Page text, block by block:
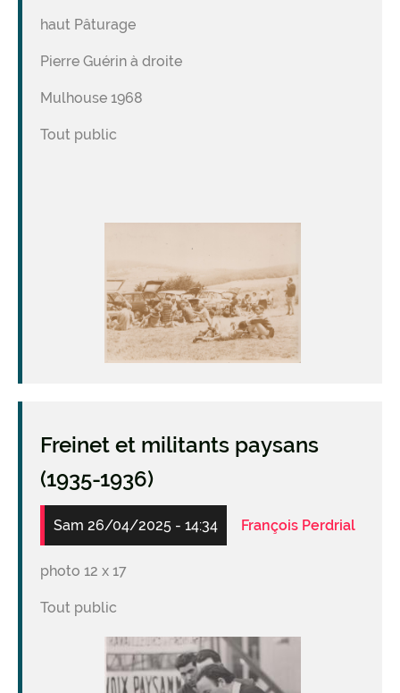
haut Pâturage
Pierre Guérin à droite
Mulhouse 1968
Tout public
Freinet et militants paysans
(1935-1936)
Sam 26/04/2025 - 14:34 François Perdrial
photo 12 x 17
Tout public